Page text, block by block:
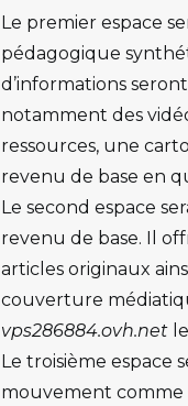
Le premier espace
pédagogique
d’informations
notamment des
ressources, une
revenu de base en
Le second espace
revenu de base. Il
articles originaux
couverture
vps286884.ovh.net
Le troisième espace
mouvement comme